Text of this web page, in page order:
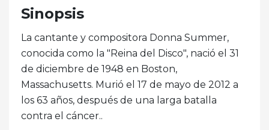
Sinopsis
La cantante y compositora Donna Summer,
conocida como la "Reina del Disco", nació el 31
de diciembre de 1948 en Boston,
Massachusetts. Murió el 17 de mayo de 2012 a
los 63 años, después de una larga batalla
contra el cáncer..